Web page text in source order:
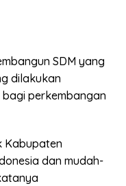
SDM yang
dilakukan
perkembangan
Kabupaten
dan mudah-